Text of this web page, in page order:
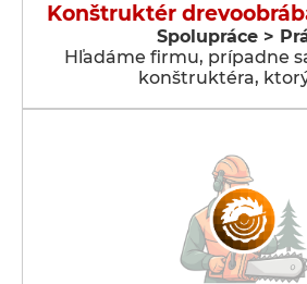
Konštruktér
Spolupráce >
Hľadáme firmu, prípadne
konštruktéra,